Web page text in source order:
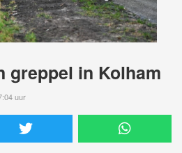
greppel in Kolham
uur